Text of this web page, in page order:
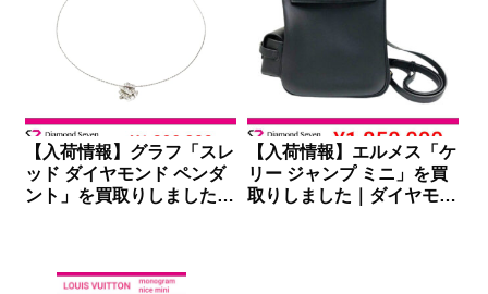
【入荷情報】グラフ「スレ
ッド ダイヤモンド ペンダ
ント」を買取りしました｜
【入荷情報】エルメス「ケ
リー ジャンプ ミニ」を買
取りしました｜ダイヤモン